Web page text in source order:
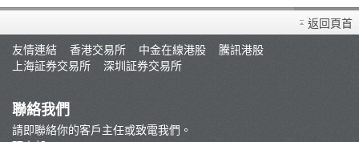
研究報告
智識揀股
市況評論
返回頁首
友情連結
香港交易所 中金在線港股
騰訊港股
上海証券交易所
深圳証券交易所
聯絡我們
請即聯絡你的客戶主任或致電我們。